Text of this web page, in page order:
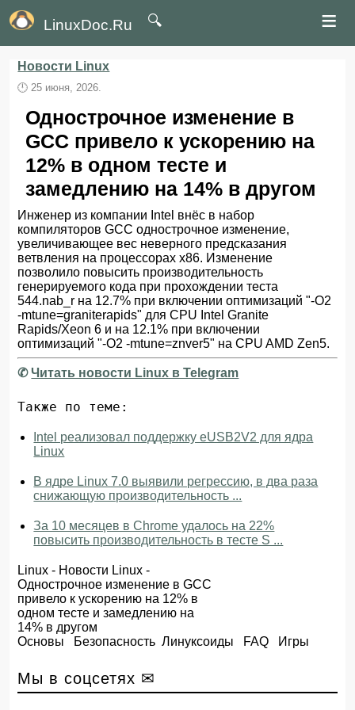
LinuxDoc.Ru 🔍 ≡
Новости Linux
🕛25 июня, 2026.
Однострочное изменение в
GCC привело к ускорению на
12% в одном тесте и
замедлению на 14% в другом
Инженер из компании Intel внёс в набор
компиляторов GCC однострочное изменение,
увеличивающее вес неверного предсказания
ветвления на процессорах x86. Изменение
позволило повысить производительность
генерируемого кода при прохождении теста
544.nab_r на 12.7% при включении оптимизаций "-O2
-mtune=graniterapids" для CPU Intel Granite
Rapids/Xeon 6 и на 12.1% при включении
оптимизаций "-O2 -mtune=znver5" на CPU AMD Zen5.
✆Читать новости Linux в Telegram
Также по теме:
Intel реализовал поддержку eUSB2V2 для ядра
Linux
В ядре Linux 7.0 выявили регрессию, в два раза
снижающую производительность ...
За 10 месяцев в Chrome удалось на 22%
повысить производительность в тесте S ...
Linux - Новости Linux -
Однострочное изменение в GCC
привело к ускорению на 12% в
одном тесте и замедлению на
14% в другом
Основы
Безопасность Линуксоиды FAQ Игры
Мы в соцсетях ✉